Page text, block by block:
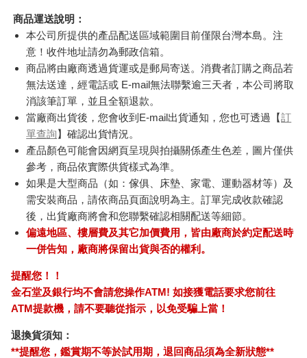
商品運送說明：
本公司所提供的產品配送區域範圍目前僅限台灣本島。注
意！收件地址請勿為郵政信箱。
商品將由廠商透過貨運或是郵局寄送。消費者訂購之商品若
無法送達，經電話或 E-mail無法聯繫逾三天者，本公司將取
消該筆訂單，並且全額退款。
當廠商出貨後，您會收到E-mail出貨通知，您也可透過【訂
單查詢】確認出貨情況。
產品顏色可能會因網頁呈現與拍攝關係產生色差，圖片僅供
參考，商品依實際供貨樣式為準。
如果是大型商品（如：傢俱、床墊、家電、運動器材等）及
需安裝商品，請依商品頁面說明為主。訂單完成收款確認
後，出貨廠商將會和您聯繫確認相關配送等細節。
偏遠地區、樓層費及其它加價費用，皆由廠商於約定配送時
一併告知，廠商將保留出貨與否的權利。
提醒您！！
金石堂及銀行均不會請您操作ATM! 如接獲電話要求您前往
ATM提款機，請不要聽從指示，以免受騙上當！
退換貨須知：
**提醒您，鑑賞期不等於試用期，退回商品須為全新狀態**